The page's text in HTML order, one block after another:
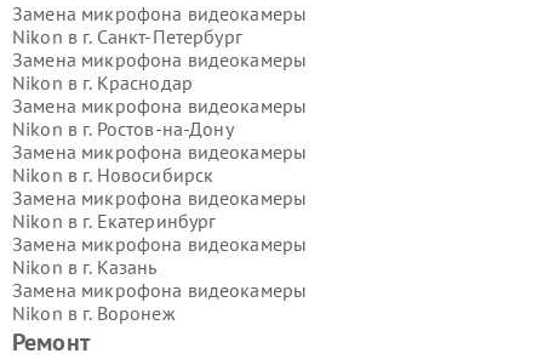
Ремонт
Замена микрофона видеокамеры
Nikon в г. Санкт-Петербург
Замена микрофона видеокамеры
Nikon в г. Краснодар
Замена микрофона видеокамеры
Nikon в г. Ростов-на-Дону
Замена микрофона видеокамеры
Nikon в г. Новосибирск
Замена микрофона видеокамеры
Nikon в г. Екатеринбург
Замена микрофона видеокамеры
Nikon в г. Казань
Замена микрофона видеокамеры
Nikon в г. Воронеж
Замена микрофона видеокамеры